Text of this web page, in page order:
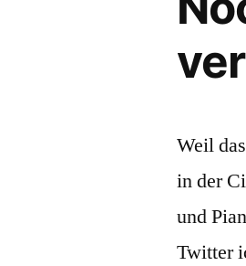
Weil
in der
und
Twitter